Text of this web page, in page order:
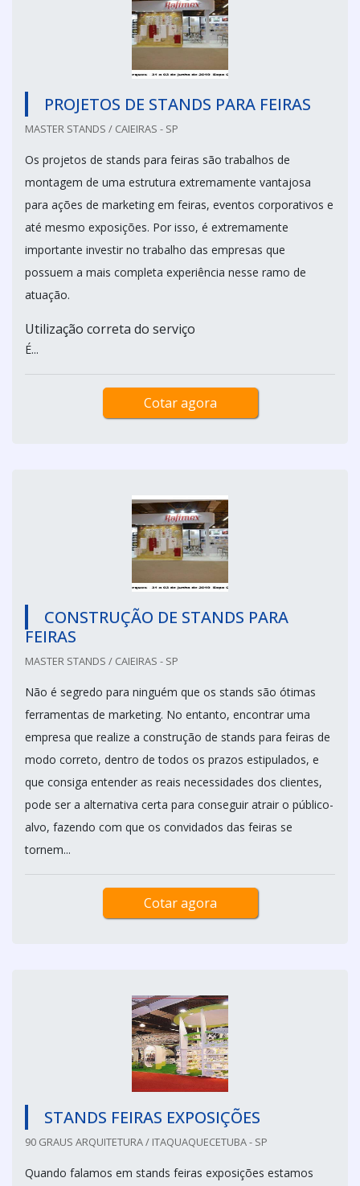
PROJETOS DE STANDS PARA FEIRAS
MASTER STANDS / CAIEIRAS - SP
Os projetos de stands para feiras são trabalhos de
montagem de uma estrutura extremamente vantajosa
para ações de marketing em feiras, eventos corporativos e
até mesmo exposições. Por isso, é extremamente
importante investir no trabalho das empresas que
possuem a mais completa experiência nesse ramo de
atuação.
Utilização correta do serviço
É...
Cotar agora
CONSTRUÇÃO DE STANDS PARA
FEIRAS
MASTER STANDS / CAIEIRAS - SP
Não é segredo para ninguém que os stands são ótimas
ferramentas de marketing. No entanto, encontrar uma
empresa que realize a construção de stands para feiras de
modo correto, dentro de todos os prazos estipulados, e
que consiga entender as reais necessidades dos clientes,
pode ser a alternativa certa para conseguir atrair o público-
alvo, fazendo com que os convidados das feiras se
tornem...
Cotar agora
STANDS FEIRAS EXPOSIÇÕES
90 GRAUS ARQUITETURA / ITAQUAQUECETUBA - SP
Quando falamos em stands feiras exposições estamos